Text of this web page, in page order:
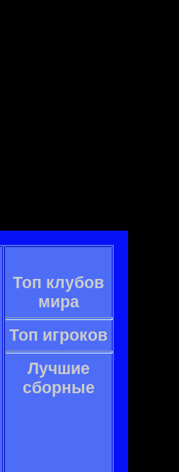
Топ клубов
мира
Топ игроков
Лучшие
сборные